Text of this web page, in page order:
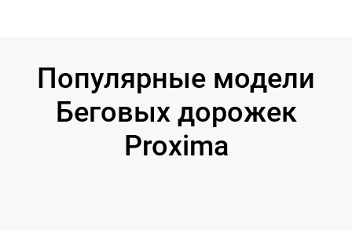
Популярные модели
Беговых дорожек
Proxima